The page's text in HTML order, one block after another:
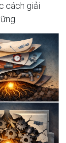
cách giải